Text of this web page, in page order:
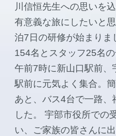
川信恒先生への思いを
有意義な旅にしたいと
泊7日の研修が始まりま
154名とスタッフ25名の
午前7時に新山口駅前、
駅前に元気よく集合。
あと、バス4台で一路、
した。 宇部市役所での
い、ご家族の皆さんに